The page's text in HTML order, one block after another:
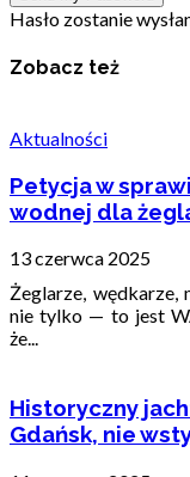
Hasło zostanie
Zobacz też
Aktualności
Petycja w
wodnej dla
13 czerwca 2025
Żeglarze, wędkarze,
nie tylko — to jest
że...
Historyczny
Gdańsk, nie